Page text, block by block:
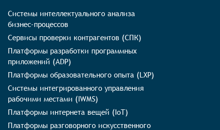
Системы интеллектуального анализа
бизнес-процессов
Сервисы проверки контрагентов (СПК)
Платформы разработки программных
приложений (ADP)
Платформы образовательного опыта (LXP)
Системы интегрированного управления
рабочими местами (IWMS)
Платформы интернета вещей (IoT)
Платформы разговорного искусственного